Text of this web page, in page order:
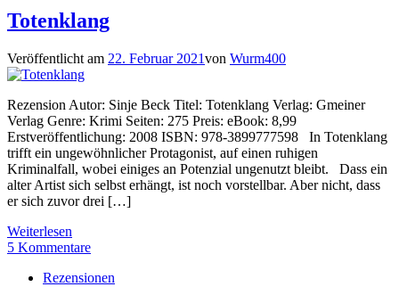
Totenklang
Veröffentlicht am 22. Februar 2021von Wurm400
Rezension Autor: Sinje Beck Titel: Totenklang Verlag: Gmeiner
Verlag Genre: Krimi Seiten: 275 Preis: eBook: 8,99
Erstveröffentlichung: 2008 ISBN: 978-3899777598 In Totenklang
trifft ein ungewöhnlicher Protagonist, auf einen ruhigen
Kriminalfall, wobei einiges an Potenzial ungenutzt bleibt. Dass ein
alter Artist sich selbst erhängt, ist noch vorstellbar. Aber nicht, dass
er sich zuvor drei […]
Weiterlesen
5 Kommentare
Rezensionen